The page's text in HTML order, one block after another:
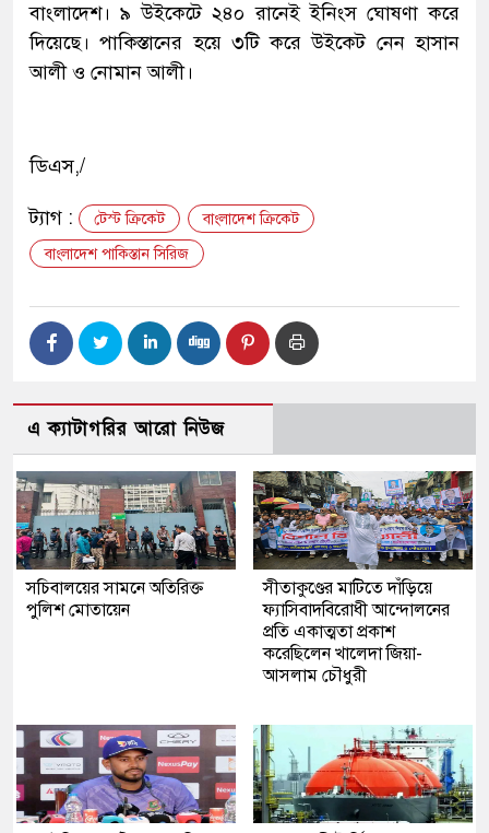
বাংলাদেশ। ৯ উইকেটে ২৪০ রানেই ইনিংস ঘোষণা করে
দিয়েছে। পাকিস্তানের হয়ে ৩টি করে উইকেট নেন হাসান
আলী ও নোমান আলী।
ডিএস,/
ট্যাগ : টেস্ট ক্রিকেট
বাংলাদেশ ক্রিকেট
বাংলাদেশ পাকিস্তান সিরিজ
এ ক্যাটাগরির আরো নিউজ
সচিবালয়ের সামনে অতিরিক্ত
পুলিশ মোতায়েন
সীতাকুণ্ডের মাটিতে দাঁড়িয়ে
ফ্যাসিবাদবিরোধী আন্দোলনের
প্রতি একাত্মতা প্রকাশ
করেছিলেন খালেদা জিয়া-
আসলাম চৌধুরী